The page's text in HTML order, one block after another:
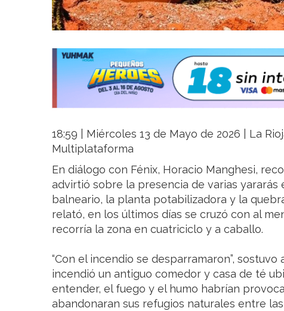
18:59 | Miércoles 13 de Mayo de 2026 | La
Multiplataforma
En diálogo con Fénix, Horacio Manghesi,
advirtió sobre la presencia de varias yararás
balneario, la planta potabilizadora y la
relató, en los últimos días se cruzó con al
recorría la zona en cuatriciclo y a caballo.
“Con el incendio se desparramaron”,
incendió un antiguo comedor y casa de té
entender, el fuego y el humo habrían
abandonaran sus refugios naturales entre